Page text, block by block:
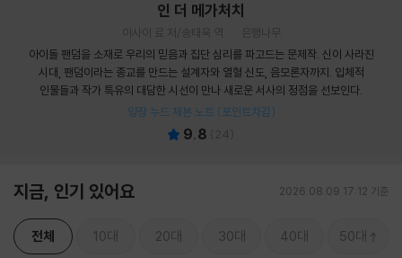
인 더 메가처치
아사이 료 저/송태욱 역
은행나무
아이돌 팬덤을 소재로 우리의 믿음과 집단 심리를 파고드는 문제작. 신이 사라진
시대, 팬덤이라는 종교를 만드는 설계자와 열혈 신도, 음모론자까지. 입체적
인물들과 작가 특유의 대담한 시선이 만나 새로운 서사의 정점을 선보인다.
양장 누드 제본 노트 (포인트차감)
9.8 24
지금, 인기 있어요 2026.08.09 17:12 기준
전체 10대 20대 30대 40대 50대